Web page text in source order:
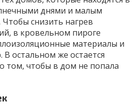
днями и малым
снизить нагрев
в кровельном пироге
материалы и
остальном же остается
том, чтобы в дом не попала